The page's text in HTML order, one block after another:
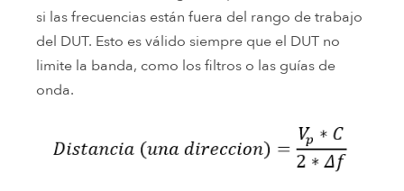
si las frecuencias están fuera del rango de trabajo
del DUT. Esto es válido siempre que el DUT no
limite la banda, como los filtros o las guías de
onda.